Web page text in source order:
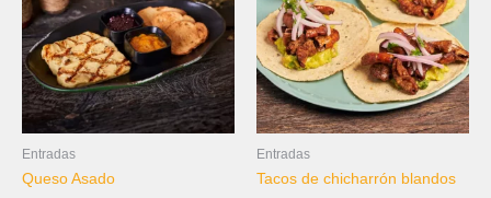
Entradas
Queso Asado
Entradas
Tacos de chicharrón blandos